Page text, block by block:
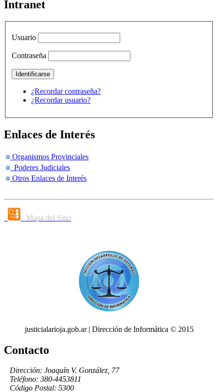
Intranet
Usuario
Contraseña
¿Recordar contraseña?
¿Recordar usuario?
Enlaces de Interés
Organismos Provinciales
Poderes Judiciales
Otros Enlaces de Interés
Mapa del Sitio
justicialarioja.gob.ar | Dirección de Informática © 2015
Contacto
Dirección: Joaquín V. González, 77
Teléfono: 380-4453811
Código Postal: 5300